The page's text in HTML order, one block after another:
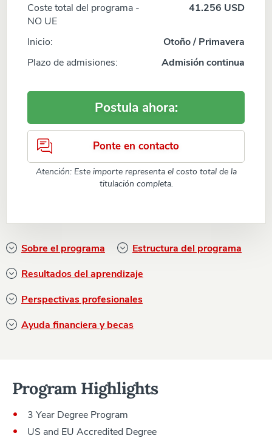
Sobre el programa
Estructura del programa
Resultados del aprendizaje
Perspectivas profesionales
Ayuda financiera y becas
Coste total del programa -
NO UE
41.256 USD
Inicio:
Otoño / Primavera
Plazo de admisiones:
Admisión continua
Postula ahora:
Ponte en contacto
Atención: Este importe representa el costo total de la
titulación completa.
Program Highlights
3 Year Degree Program
US and EU Accredited Degree